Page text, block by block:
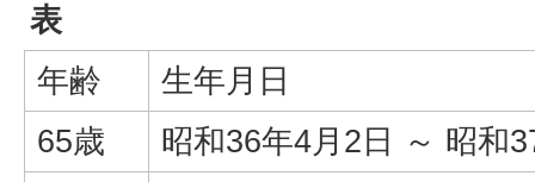
表
年齢
生年月日
65歳
昭和36年4月2日 ～ 昭和